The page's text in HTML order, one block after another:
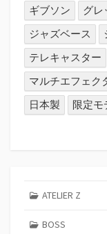
ギブソン グレ
ジャズベース
テレキャスター
マルチエフェク
日本製
限定モ
ATELIER Z
BOSS